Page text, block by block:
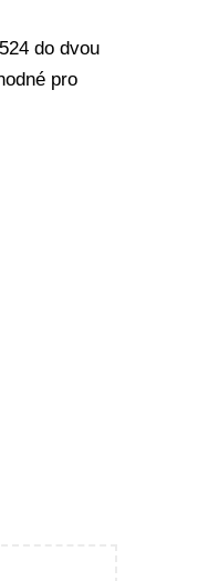
do dvou
pro